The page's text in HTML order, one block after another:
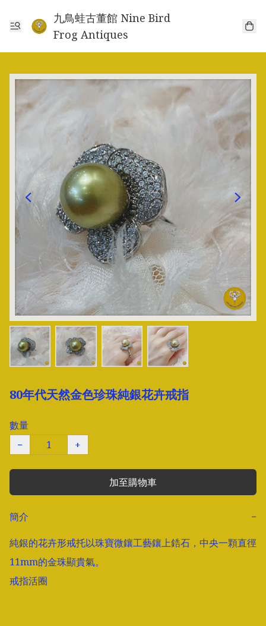
九鳥蛙古董館 Nine Bird
Frog Antiques
80年代天然金色珍珠純銀花卉戒指
數量
−
+
加至購物車
簡介
−
純銀的花卉形戒托以珠寶微鑲工藝鑲上鋯石，中央一顆直徑
11mm的金珠顯貴氣。
戒指活圈